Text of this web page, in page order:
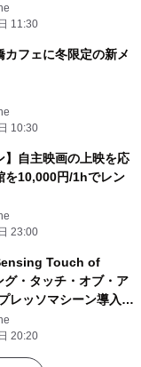
11:30
カフェに冬限定の新メ
10:30
】自主映画の上映を応
を10,000円/1hでレン
23:00
Touch of
・タッチ・オブ・ア
レッソマシーン導入の
20:20